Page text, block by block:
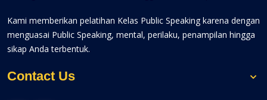
Kami memberikan pelatihan Kelas Public Speaking karena dengan
menguasai Public Speaking, mental, perilaku, penampilan hingga
sikap Anda terbentuk.
Contact Us